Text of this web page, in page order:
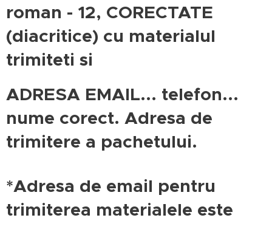
roman - 12, CORECTATE
(diacritice) cu materialul
trimiteti si
ADRESA EMAIL... telefon...
nume corect. Adresa de
trimitere a pachetului.
*Adresa de email pentru
trimiterea materialele este